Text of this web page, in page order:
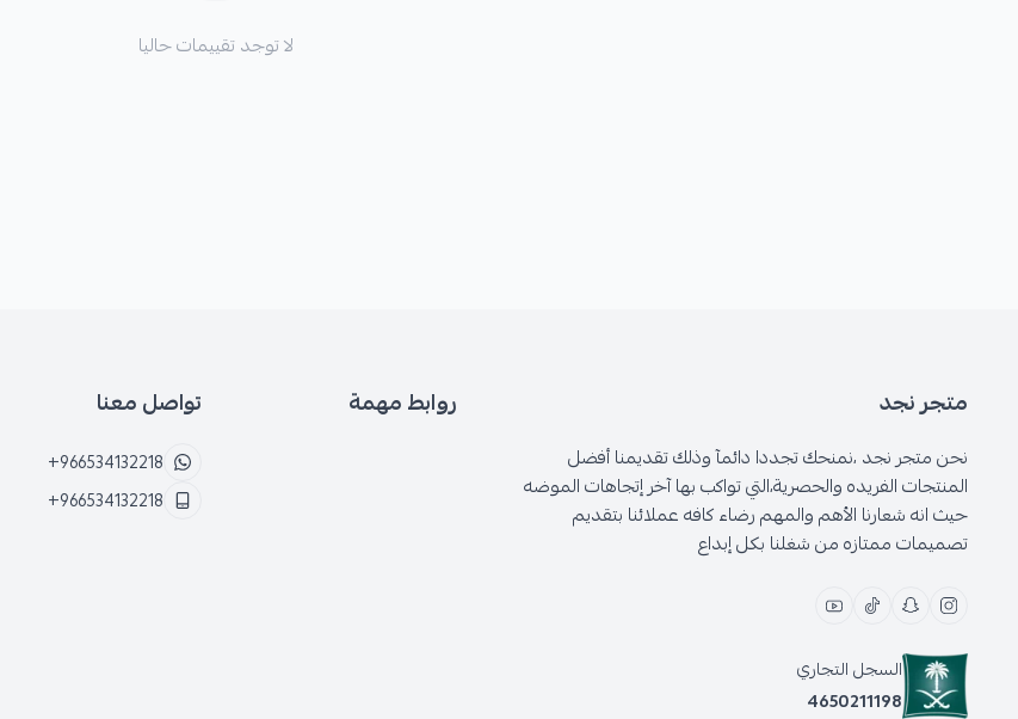
لا توجد تقييمات حاليا
متجر نجد
نحن متجر نجد ،نمنحك تجددا دائمآ وذلك تقديمنا أفضل
المنتجات الفريده والحصرية،التي تواكب بها آخر إتجاهات الموضه
حيث انه شعارنا الأهم والمهم رضاء كافه عملائنا بتقديم
تصميمات ممتازه من شغلنا بكل إبداع
السجل التجاري
4650211198
روابط مهمة تواصل معنا
+966534132218
+966534132218